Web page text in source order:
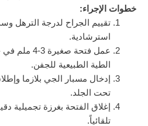
خطوات الإجراء:
تقييم الجراح لدرجة الترهل
استرشادية.
عمل فتحة
الطية الطبيعية للجفن.
إدخال مسبار الجي بلازما
تحت الجلد.
إغلاق الفتحة بغرزة تجميلية
تلقائياً.